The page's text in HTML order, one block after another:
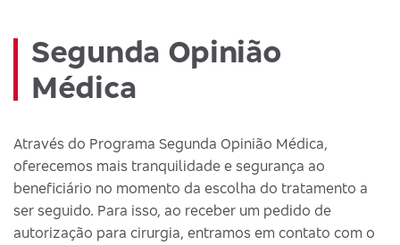
Segunda Opinião
Médica
Através do Programa Segunda Opinião Médica,
oferecemos mais tranquilidade e segurança ao
beneficiário no momento da escolha do tratamento a
ser seguido. Para isso, ao receber um pedido de
autorização para cirurgia, entramos em contato com o